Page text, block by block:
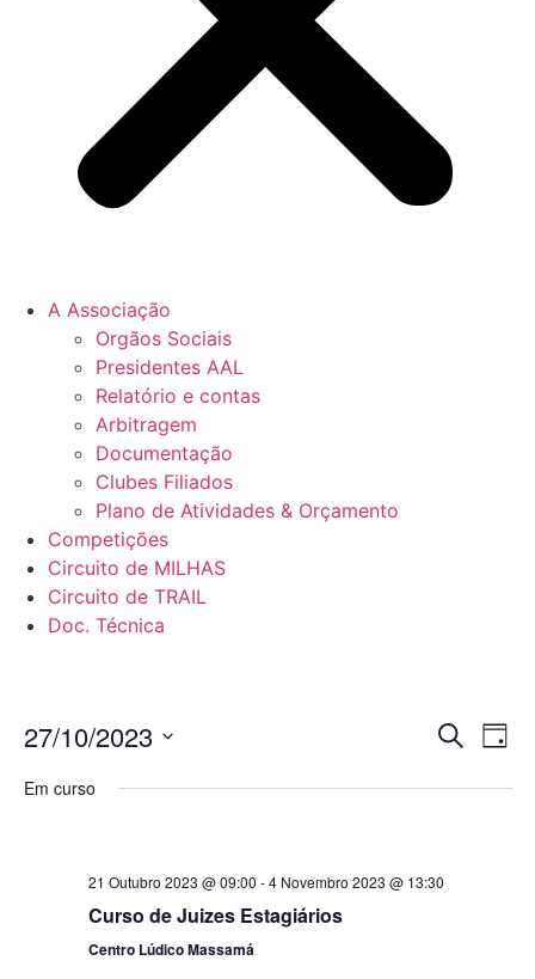
A Associação
Orgãos Sociais
Presidentes AAL
Relatório e contas
Arbitragem
Documentação
Clubes Filiados
Plano de Atividades & Orçamento
Competições
Circuito de MILHAS
Circuito de TRAIL
Doc. Técnica
Pesquisar
Dia
27/10/2023
data
Em curso
21 Outubro 2023 @ 09:00 -4 Novembro 2023 @ 13:30
Curso de Juizes Estagiários
Centro Lúdico Massamá